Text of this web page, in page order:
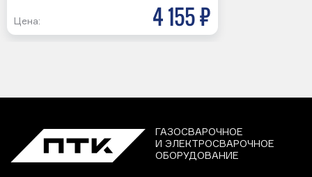
Цена: 4 155 р
ГАЗОСВАРОЧНОЕ
И ЭЛЕКТРОСВАРОЧНОЕ
ОБОРУДОВАНИЕ